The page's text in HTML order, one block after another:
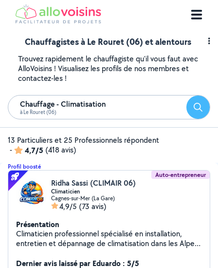
Chauffagistes à Le Rouret (06) et alentours
Trouvez rapidement le chauffagiste qu'il vous faut avec
AlloVoisins ! Visualisez les profils de nos membres et
contactez-les !
Chauffage - Climatisation
à Le Rouret (06)
13 Particuliers et 25 Professionnels répondent
-
4,7/5 (418 avis)
Profil boosté
Auto-entrepreneur
Ridha Sassi (CLIMAIR 06)
Climaticien
Cagnes-sur-Mer (La Gare)
4,9/5 (73 avis)
Présentation
Climaticien professionnel spécialisé en installation,
entretien et dépannage de climatisation dans les Alpes-
sérieuses, soignées et réalisées dans le respect des
Dernier avis laissé par Eduardo : 5/5